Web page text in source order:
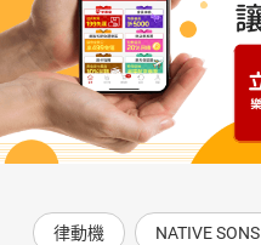
律動機 NATIVE SONS